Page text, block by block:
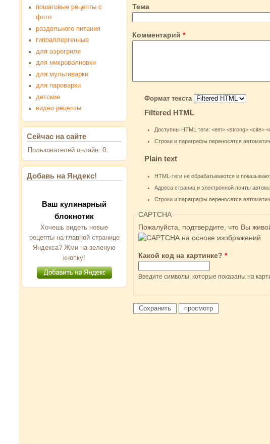
Тема
Комментарий *
Формат текста
Filtered HTML
Доступны HTML теги: <em> <strong> <cite>
Строки и параграфы переносятся
Plain text
HTML-теги не обрабатываются и
Адреса страниц и электронной почты
Строки и параграфы переносятся
CAPTCHA
Пожалуйста, подтвердите, что Вы
Какой код на картинке? *
Введите символы, которые показаны на
пошаговые рецепты с
фото
раздельного питания
гипоаллергенные
для аэрогриля
для микроволновки
для мультиварки
для пароварки
детские
видео рецепты
Сейчас на сайте
Пользователей онлайн: 0.
Добавь на Яндекс!
Ваш кулинарный
блокнотик
Хочешь видеть новые
рецепты на главной странице
Яндекса? Жми на зеленую
кнопку!